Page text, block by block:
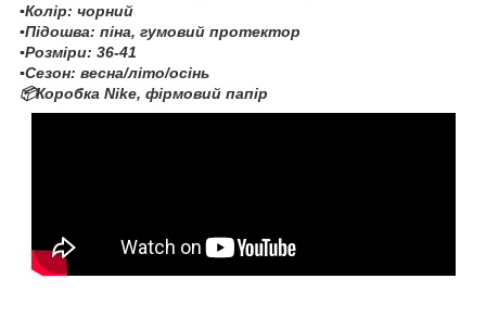
▪️Колір: чорний
▪️Підошва: піна, гумовий протектор
▪️Розміри: 36-41
▪️Сезон: весна/літо/осінь
📦Коробка Nike, фірмовий папір